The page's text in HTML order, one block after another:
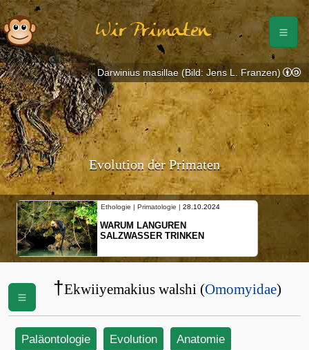
Wir Primaten
Evolution der Primaten
Ethologie | Primatologie | 28.10.2024
WARUM LANGUREN
SALZWASSER TRINKEN
Darwinius masillae (Bild: Jens L. Franzen)
†Ekwiiyemakius walshi (Omomyidae)
Paläontologie Evolution Anatomie